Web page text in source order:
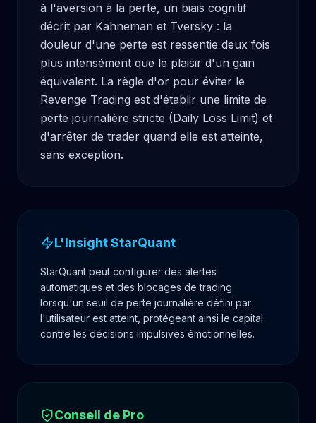
à l'aversion à la perte, un biais cognitif
décrit par Kahneman et Tversky : la
douleur d'une perte est ressentie deux fois
plus intensément que le plaisir d'un gain
équivalent. La règle d'or pour éviter le
Revenge Trading est d'établir une limite de
perte journalière stricte (Daily Loss Limit) et
d'arrêter de trader quand elle est atteinte,
sans exception.
L'Insight StarQuant
StarQuant peut configurer des alertes
automatiques et des blocages de trading
lorsqu'un seuil de perte journalière défini par
l'utilisateur est atteint, protégeant ainsi le capital
contre les décisions impulsives émotionnelles.
Conseil de Pro